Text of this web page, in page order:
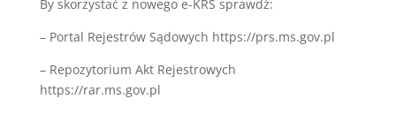
By skorzystać z nowego e-KRS sprawdź:
– Portal Rejestrów Sądowych https://prs.ms.gov.pl
– Repozytorium Akt Rejestrowych
https://rar.ms.gov.pl